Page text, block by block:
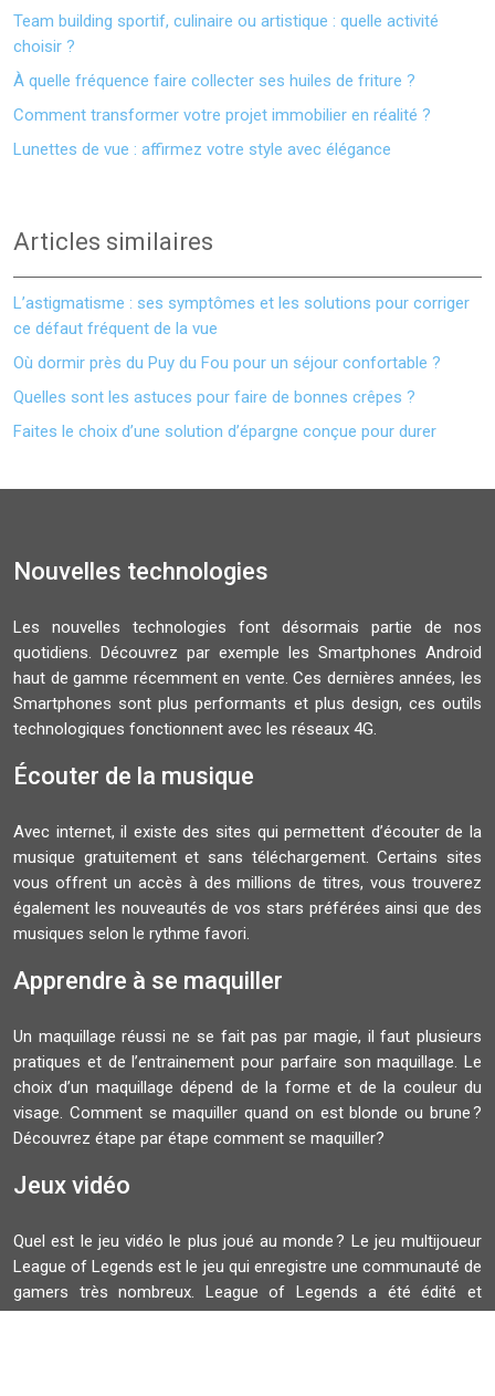
Team building sportif, culinaire ou artistique : quelle activité
choisir ?
À quelle fréquence faire collecter ses huiles de friture ?
Comment transformer votre projet immobilier en réalité ?
Lunettes de vue : affirmez votre style avec élégance
Articles similaires
L’astigmatisme : ses symptômes et les solutions pour corriger
ce défaut fréquent de la vue
Où dormir près du Puy du Fou pour un séjour confortable ?
Quelles sont les astuces pour faire de bonnes crêpes ?
Faites le choix d’une solution d’épargne conçue pour durer
Nouvelles technologies
Les nouvelles technologies font désormais partie de nos
quotidiens. Découvrez par exemple les Smartphones Android
haut de gamme récemment en vente. Ces dernières années, les
Smartphones sont plus performants et plus design, ces outils
technologiques fonctionnent avec les réseaux 4G.
Écouter de la musique
Avec internet, il existe des sites qui permettent d’écouter de la
musique gratuitement et sans téléchargement. Certains sites
vous offrent un accès à des millions de titres, vous trouverez
également les nouveautés de vos stars préférées ainsi que des
musiques selon le rythme favori.
Apprendre à se maquiller
Un maquillage réussi ne se fait pas par magie, il faut plusieurs
pratiques et de l’entrainement pour parfaire son maquillage. Le
choix d’un maquillage dépend de la forme et de la couleur du
visage. Comment se maquiller quand on est blonde ou brune ?
Découvrez étape par étape comment se maquiller?
Jeux vidéo
Quel est le jeu vidéo le plus joué au monde ? Le jeu multijoueur
League of Legends est le jeu qui enregistre une communauté de
gamers très nombreux. League of Legends a été édité et
développé par Riot Games. La finale du Championnat du monde